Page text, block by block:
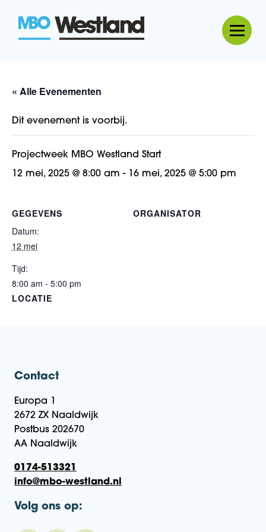
MBO Westland
« Alle Evenementen
Dit evenement is voorbij.
Projectweek MBO Westland Start
12 mei, 2025 @ 8:00 am - 16 mei, 2025 @ 5:00 pm
GEGEVENS
Datum:
12 mei
Tijd:
8:00 am - 5:00 pm
LOCATIE
ORGANISATOR
Contact
Europa 1
2672 ZX Naaldwijk
Postbus 202670
AA Naaldwijk
0174-513321
info@mbo-westland.nl
Volg ons op: